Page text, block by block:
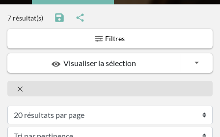
7 résultat(s)
Filtres
Visualiser la sélection Toggle